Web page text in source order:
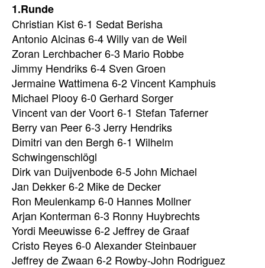
1.Runde
Christian Kist 6-1 Sedat Berisha
Antonio Alcinas 6-4 Willy van de Weil
Zoran Lerchbacher 6-3 Mario Robbe
Jimmy Hendriks 6-4 Sven Groen
Jermaine Wattimena 6-2 Vincent Kamphuis
Michael Plooy 6-0 Gerhard Sorger
Vincent van der Voort 6-1 Stefan Taferner
Berry van Peer 6-3 Jerry Hendriks
Dimitri van den Bergh 6-1 Wilhelm
Schwingenschlögl
Dirk van Duijvenbode 6-5 John Michael
Jan Dekker 6-2 Mike de Decker
Ron Meulenkamp 6-0 Hannes Mollner
Arjan Konterman 6-3 Ronny Huybrechts
Yordi Meeuwisse 6-2 Jeffrey de Graaf
Cristo Reyes 6-0 Alexander Steinbauer
Jeffrey de Zwaan 6-2 Rowby-John Rodriguez